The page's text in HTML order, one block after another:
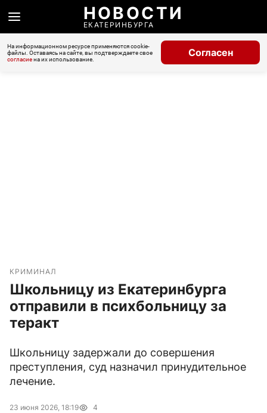
НОВОСТИ
ЕКАТЕРИНБУРГА
На информационном ресурсе применяются cookie-
файлы. Оставаясь на сайте, вы подтверждаете свое
согласиена их использование.
Согласен
КРИМИНАЛ
Школьницу из Екатеринбурга
отправили в психбольницу за
теракт
Школьницу задержали до совершения
преступления, суд назначил принудительное
лечение.
23 июня 2026, 18:19 4